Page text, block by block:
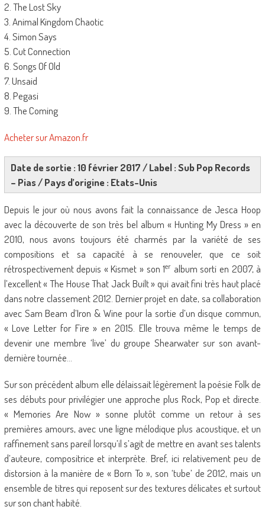
2. The Lost Sky
3. Animal Kingdom Chaotic
4. Simon Says
5. Cut Connection
6. Songs Of Old
7. Unsaid
8. Pegasi
9. The Coming
Acheter sur Amazon.fr
Date de sortie : 10 février 2017 / Label : Sub Pop Records
– Pias / Pays d’origine : Etats-Unis
Depuis le jour où nous avons fait la connaissance de Jesca Hoop
avec la découverte de son très bel album « Hunting My Dress » en
2010, nous avons toujours été charmés par la variété de ses
compositions et sa capacité à se renouveler, que ce soit
rétrospectivement depuis « Kismet » son 1er album sorti en 2007, à
l’excellent « The House That Jack Built » qui avait fini très haut placé
dans notre classement 2012. Dernier projet en date, sa collaboration
avec Sam Beam d’Iron & Wine pour la sortie d’un disque commun,
« Love Letter for Fire » en 2015. Elle trouva même le temps de
devenir une membre ‘live’ du groupe Shearwater sur son avant-
dernière tournée…
Sur son précédent album elle délaissait légèrement la poésie Folk de
ses débuts pour privilégier une approche plus Rock, Pop et directe.
« Memories Are Now » sonne plutôt comme un retour à ses
premières amours, avec une ligne mélodique plus acoustique, et un
raffinement sans pareil lorsqu’il s’agit de mettre en avant ses talents
d’auteure, compositrice et interprète. Bref, ici relativement peu de
distorsion à la manière de « Born To », son ‘tube’ de 2012, mais un
ensemble de titres qui reposent sur des textures délicates et surtout
sur son chant habité.